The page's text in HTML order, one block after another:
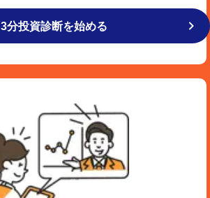
3分投資診断を始める